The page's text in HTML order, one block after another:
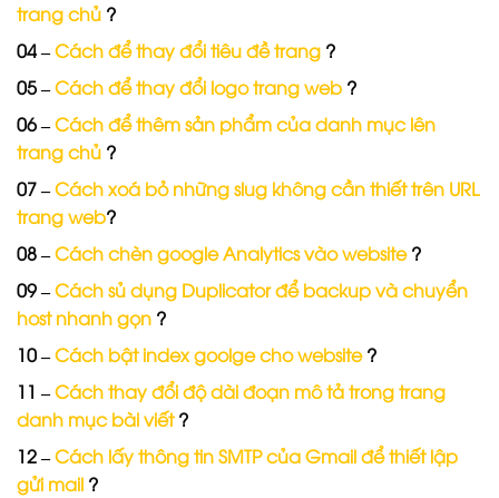
trang chủ ?
04 –Cách để thay đổi tiêu đề trang ?
05 –Cách để thay đổi logo trang web ?
06 –Cách để thêm sản phẩm của danh mục lên
trang chủ ?
07 –Cách xoá bỏ những slug không cần thiết trên URL
trang web?
08 –Cách chèn google Analytics vào website?
09 –Cách sủ dụng Duplicator để backup và chuyển
host nhanh gọn ?
10 –Cách bật index goolge cho website?
11 –Cách thay đổi độ dài đoạn mô tả trong trang
danh mục bài viết?
12 –Cách lấy thông tin SMTP của Gmail để thiết lập
gửi mail ?